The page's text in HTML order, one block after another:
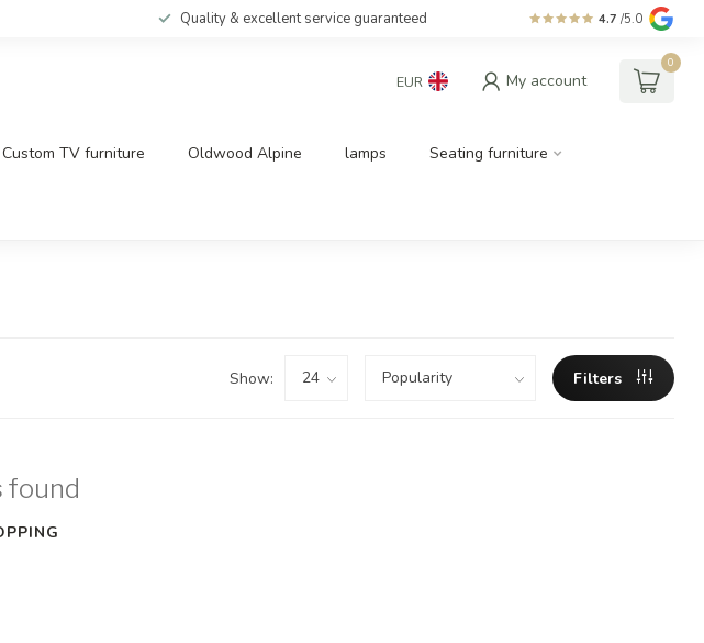
Quality & excellent service guaranteed 4.7 /5.0
EUR My account
0
Custom TV furniture Oldwood Alpine lamps Seating furniture
Show: Filters
found